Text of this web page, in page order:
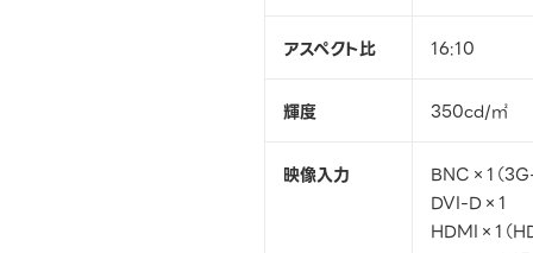
アスペクト比 16:10
輝度 350cd/㎡
映像入力
BNC×1（
DVI-D×1
HDMI×1（